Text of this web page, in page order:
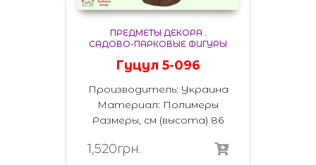
ПРЕДМЕТЫ ДЕКОРА ,
САДОВО-ПАРКОВЫЕ ФИГУРЫ
Гуцул 5-096
Производитель: Украина
Материал: Полимеры
Размеры, см (высота) 86
1,520грн.